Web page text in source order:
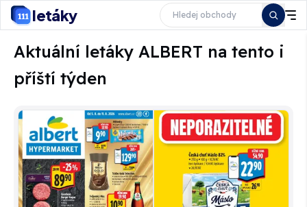
letáky
Aktuální letáky ALBERT na tento i
příští týden